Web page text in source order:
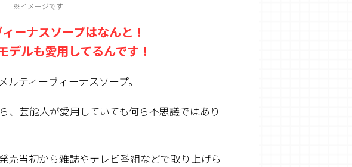
※イメージです
ーナスソープはなんと！
デルも愛用してるんです！
ティーヴィーナスソープ。
、芸能人が愛用していても何ら不思議ではあり
売当初から雑誌やテレビ番組などで取り上げら